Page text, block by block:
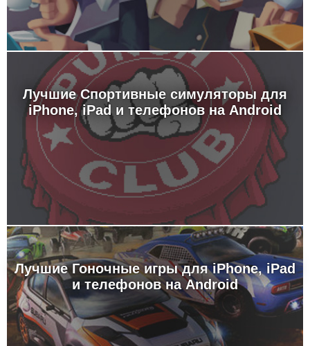
Лучшие Спортивные симуляторы для
iPhone, iPad и телефонов на Android
Лучшие Гоночные игры для iPhone, iPad
и телефонов на Android